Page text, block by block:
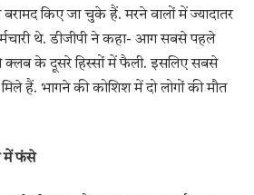
किए जा चुके हैं. मरने वालों में ज्यादातर
थे. डीजीपी ने कहा- आग सबसे पहले
से क्लब के दूसरे हिस्सों में फैली. इसलिए सबसे
हैं. भागने की कोशिश में दो लोगों की मौत
में फंसे